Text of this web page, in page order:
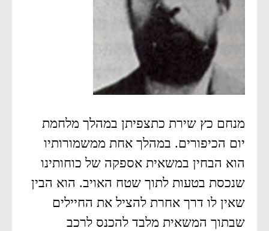
מנחם כץ שירת כתצפיתן במהלך מלחמת
יום הכיפורים. במהלך אחת ממשמורותיו
הוא הבחין במשאית אספקה של כוחותינו
שנכסת בטעות לתוך שטח האויב. הוא הבין
שאין לו דרך אחרת להציל את החיילים
שבתוך המשאית מלבד להכנס לרכב